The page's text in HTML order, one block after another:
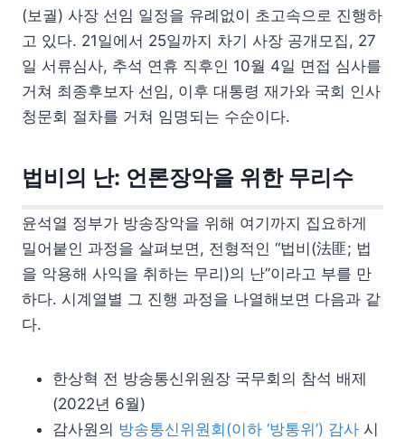
(보궐) 사장 선임 일정을 유례없이 초고속으로 진행하
고 있다. 21일에서 25일까지 차기 사장 공개모집, 27
일 서류심사, 추석 연휴 직후인 10월 4일 면접 심사를
거쳐 최종후보자 선임, 이후 대통령 재가와 국회 인사
청문회 절차를 거쳐 임명되는 수순이다.
법비의 난: 언론장악을 위한 무리수
윤석열 정부가 방송장악을 위해 여기까지 집요하게
밀어붙인 과정을 살펴보면, 전형적인 “법비(法匪; 법
을 악용해 사익을 취하는 무리)의 난”이라고 부를 만
하다. 시계열별 그 진행 과정을 나열해보면 다음과 같
다.
한상혁 전 방송통신위원장 국무회의 참석 배제
(2022년 6월)
감사원의 방송통신위원회(이하 ‘방통위’) 감사 시